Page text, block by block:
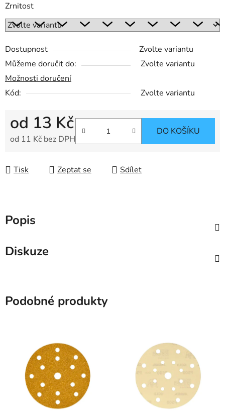
Zrnitost
Dostupnost
Zvolte variantu
Můžeme doručit do:
Zvolte variantu
Možnosti doručení
Kód:
Zvolte variantu
od 13 Kč
od 11 Kč bez DPH
DO KOŠÍKU
Tisk Zeptat se Sdílet
Popis
Diskuze
Podobné produkty